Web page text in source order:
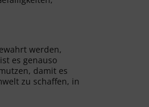
werden,
es genauso
damit es
zu schaffen, in